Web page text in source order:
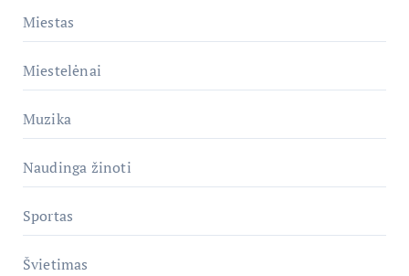
Miestas
Miestelėnai
Muzika
Naudinga žinoti
Sportas
Švietimas